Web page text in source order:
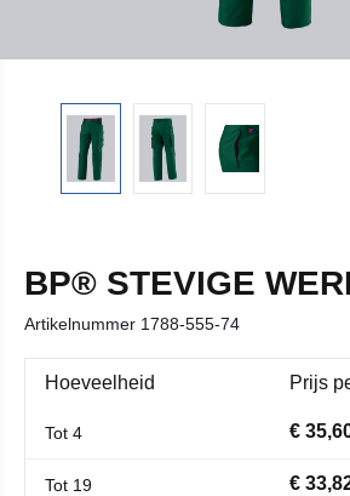
BP® STEVIGE
Artikelnummer 1788-555-74
Hoeveelheid Prijs
Tot 4 €
Tot 19 €